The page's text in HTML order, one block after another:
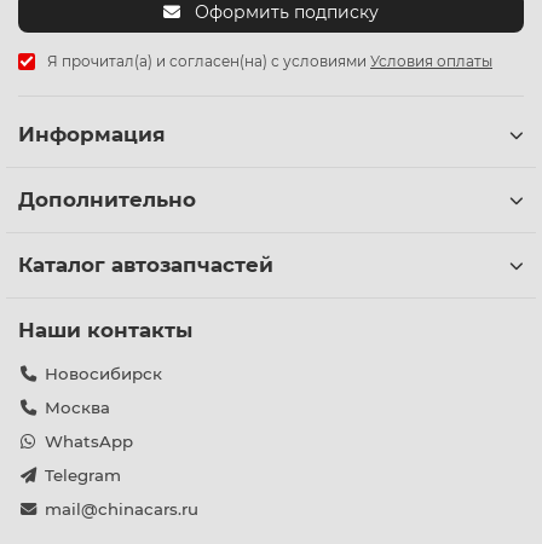
Оформить подписку
Я прочитал(а) и согласен(на) с условиями Условия оплаты
Информация
Дополнительно
Каталог автозапчастей
Наши контакты
Новосибирск
Москва
WhatsApp
Telegram
mail@chinacars.ru